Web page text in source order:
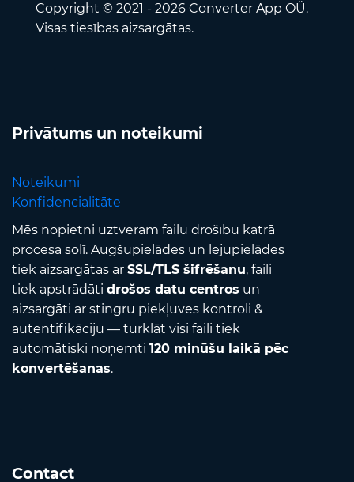
Copyright © 2021 - 2026 Converter App OÜ.
Visas tiesības aizsargātas.
Privātums un noteikumi
Noteikumi
Konfidencialitāte
Mēs nopietni uztveram failu drošību katrā
procesa solī. Augšupielādes un lejupielādes
tiek aizsargātas ar SSL/TLS šifrēšanu, faili
tiek apstrādāti drošos datu centros un
aizsargāti ar stingru piekļuves kontroli &
autentifikāciju — turklāt visi faili tiek
automātiski noņemti 120 minūšu laikā pēc
konvertēšanas.
Contact